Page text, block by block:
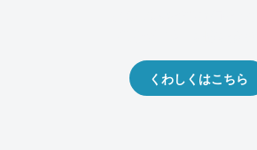
くわしくはこちら